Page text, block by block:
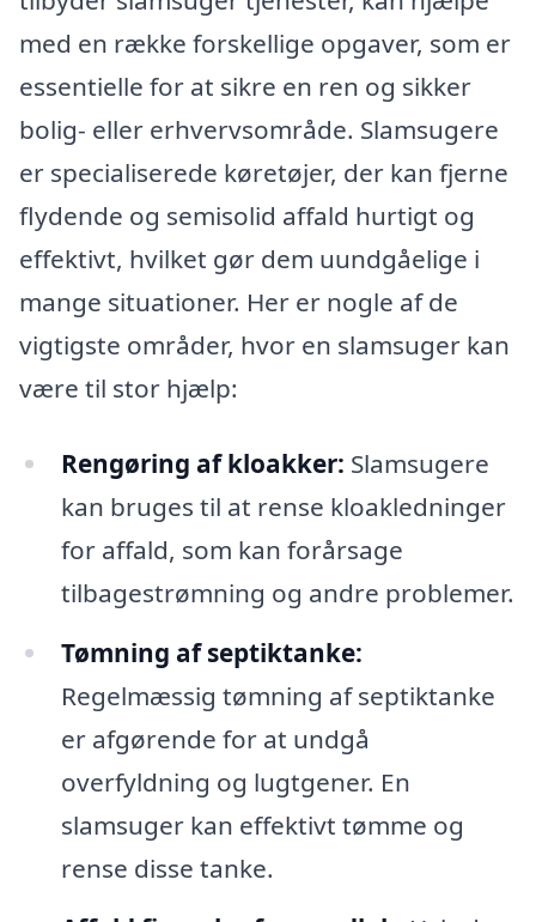
med en række forskellige opgaver, som er
essentielle for at sikre en ren og sikker
bolig- eller erhvervsområde. Slamsugere
er specialiserede køretøjer, der kan fjerne
flydende og semisolid affald hurtigt og
effektivt, hvilket gør dem uundgåelige i
mange situationer. Her er nogle af de
vigtigste områder, hvor en slamsuger kan
være til stor hjælp:
Rengøring af kloakker: Slamsugere
kan bruges til at rense kloakledninger
for affald, som kan forårsage
tilbagestrømning og andre problemer.
Tømning af septiktanke:
Regelmæssig tømning af septiktanke
er afgørende for at undgå
overfyldning og lugtgener. En
slamsuger kan effektivt tømme og
rense disse tanke.